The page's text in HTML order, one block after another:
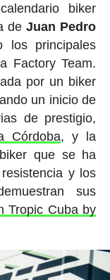
biker
deJuan Pedro
los principales
Factory Team.
por un biker
un inicio de
de prestigio,
Córdoba, y la
que se ha
y los
sus
Tropic Cuba by